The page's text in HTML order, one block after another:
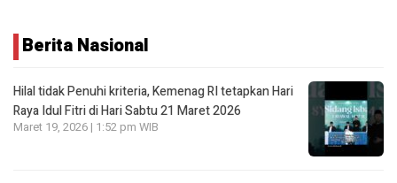
Berita Nasional
Hilal tidak Penuhi kriteria, Kemenag RI tetapkan Hari
Raya Idul Fitri di Hari Sabtu 21 Maret 2026
Maret 19, 2026 | 1:52 pm WIB